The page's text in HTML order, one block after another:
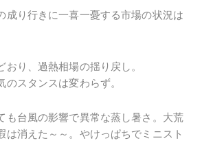
成り行きに一喜一憂する市場の状況は
おり、過熱相場の揺り戻し。
スタンスは変わらず。
も台風の影響で異常な蒸し暑さ。大荒
は消えた～～。やけっぱちでミニスト